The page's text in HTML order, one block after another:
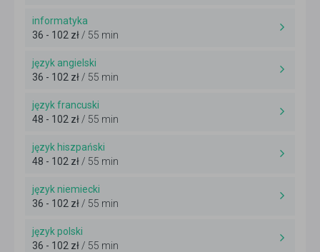
informatyka
36 - 102 zł / 55 min
język angielski
36 - 102 zł / 55 min
język francuski
48 - 102 zł / 55 min
język hiszpański
48 - 102 zł / 55 min
język niemiecki
36 - 102 zł / 55 min
język polski
36 - 102 zł / 55 min